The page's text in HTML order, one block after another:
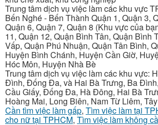
Trung tâm dịch vụ việc làm các khu vực
Bến Nghé - Bến Thành Quận 1, Quận 3,
Quận 6, Quận 7, Quận 8 (Khu vực của
11, Quận 12, Quận Bình Tân, Quận Bình
Vấp, Quận Phú Nhuận, Quận Tân Bình,
Huyện Bình Chánh, Huyện Cần Giờ,
Hóc Môn, Huyện Nhà Bè
Trung tâm dịch vụ việc làm các khu vực:
Đình, Đống Đa, và Hai Bà Trưng, Ba
Cầu Giấy, Đống Đa, Hà Đông, Hai Bà
Hoàng Mai, Long Biên, Nam Từ Liêm,
Cần tìm việc làm gấp, Tìm việc làm tại
cho nữ tại TPHCM, Tìm việc làm không